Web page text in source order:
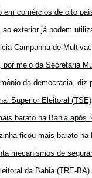
em comércios de oito
ao exterior já podem
Campanha de
por meio da Secretaria
da democracia, diz
Superior Eleitoral
barato na Bahia após
ficou mais barato
mecanismos de
da Bahia (TRE-